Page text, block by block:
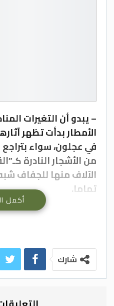
– يبدو أن التغيرات
الأمطار بدأت تظهر
في عجلون، سواء
من الأشجار النادرة
الآلاف منها للجفاف
تماما.
وفي الوقت الذي دفع
بالغابات إلى
أن الوزارة أرسلت
لتحديد أسباب
لإيجاد حلول لمعالجتها.
الإفراط أو قلة الري
أكمل
شارك